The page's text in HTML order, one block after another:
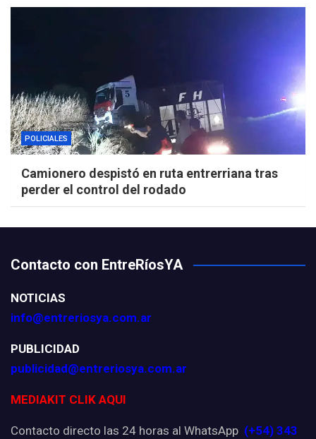
POLICIALES
Camionero despistó en ruta entrerriana tras
perder el control del rodado
Contacto con EntreRíosYA
NOTICIAS
info@entreriosya.com.ar
PUBLICIDAD
publicidad@entreriosya.com.ar
MEDIAKIT CLIK AQUI
Contacto directo las 24 horas al WhatsApp (+54) 343